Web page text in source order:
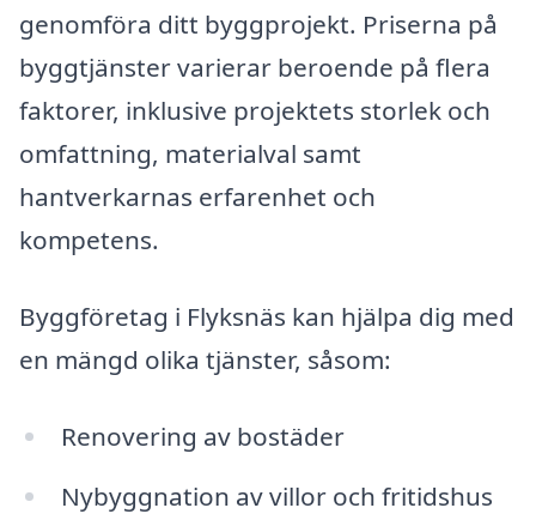
genomföra ditt byggprojekt. Priserna på
byggtjänster varierar beroende på flera
faktorer, inklusive projektets storlek och
omfattning, materialval samt
hantverkarnas erfarenhet och
kompetens.
Byggföretag i Flyksnäs kan hjälpa dig med
en mängd olika tjänster, såsom:
Renovering av bostäder
Nybyggnation av villor och fritidshus